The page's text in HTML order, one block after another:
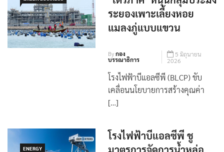
GREEN BUSINESS
โรงไฟฟ้าบีแอลซีพีชูโมเดล
‘ไตรภาคี’ หนุนกลุ่มประมง
ระยองเพาะเลี้ยงหอย
แมลงภู่แบบแขวน
Byกอง
บรรณาธิการ
5 มิถุนายน
2026
โรงไฟฟ้าบีแอลซีพี (BLCP) ขับ